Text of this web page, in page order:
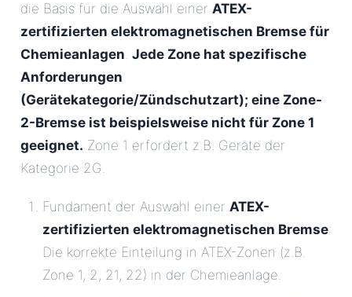
die Basis für die Auswahl einer ATEX-
zertifizierten elektromagnetischen Bremse für
Chemieanlagen. Jede Zone hat spezifische
Anforderungen
(Gerätekategorie/Zündschutzart); eine Zone-
2-Bremse ist beispielsweise nicht für Zone 1
geeignet. Zone 1 erfordert z.B. Geräte der
Kategorie 2G.
Fundament der Auswahl einer ATEX-
zertifizierten elektromagnetischen Bremse:
Die korrekte Einteilung in ATEX-Zonen (z.B.
Zone 1, 2, 21, 22) in der Chemieanlage.